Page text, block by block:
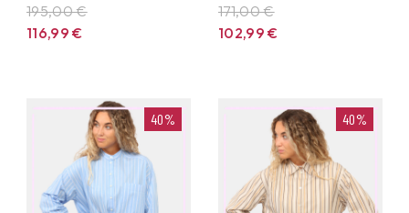
195,00 €
116,99€
171,00 €
102,99€
40% 40%